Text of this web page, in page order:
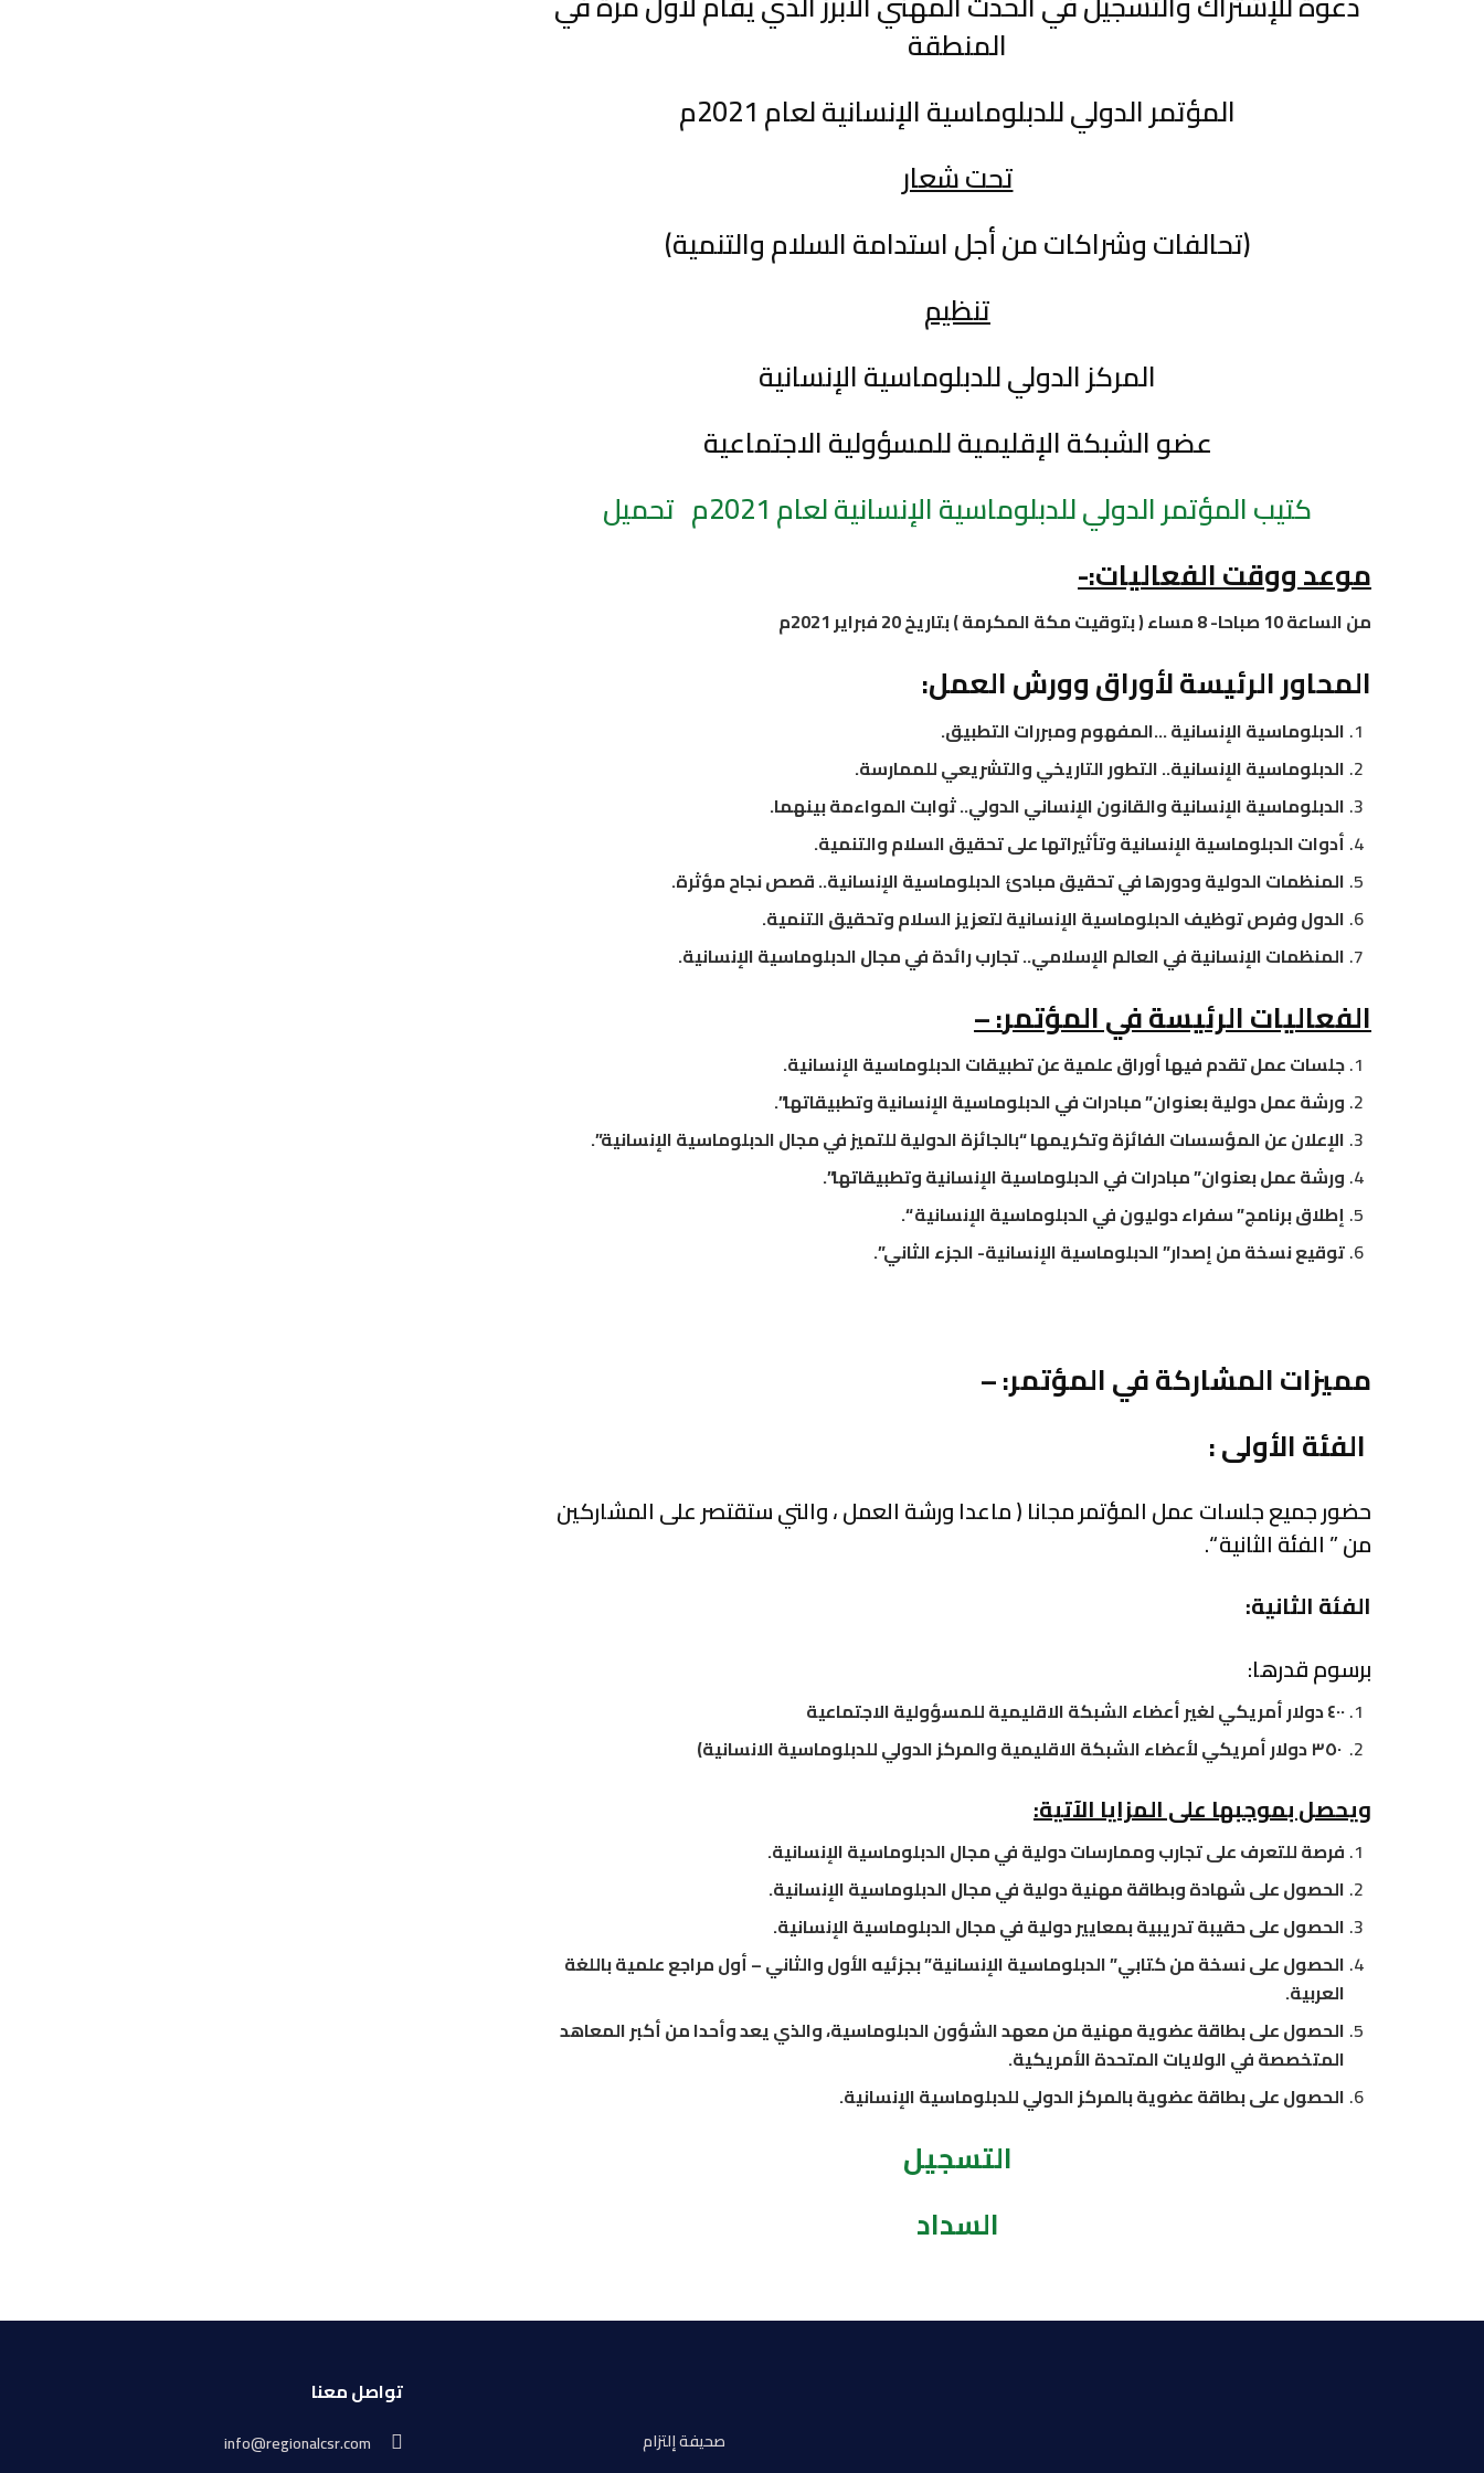
المنطقة
المؤتمر الدولي للدبلوماسية الإنسانية لعام 2021م
تحت شعار
(تحالفات وشراكات من أجل استدامة السلام والتنمية)
تنظيم
المركز الدولي للدبلوماسية الإنسانية
عضو الشبكة الإقليمية للمسؤولية الاجتماعية
كتيب المؤتمر الدولي للدبلوماسية الإنسانية لعام 2021م تحميل
موعد ووقت الفعاليات:-
من الساعة 10 صباحا- 8 مساء ( بتوقيت مكة المكرمة ) بتاريخ 20 فبراير 2021م
المحاور الرئيسة لأوراق وورش العمل:
الدبلوماسية الإنسانية …المفهوم ومبررات التطبيق.
الدبلوماسية الإنسانية.. التطور التاريخي والتشريعي للممارسة.
الدبلوماسية الإنسانية والقانون الإنساني الدولي.. ثوابت المواءمة بينهما.
أدوات الدبلوماسية الإنسانية وتأثيراتها على تحقيق السلام والتنمية.
المنظمات الدولية ودورها في تحقيق مبادئ الدبلوماسية الإنسانية.. قصص نجاح مؤثرة.
الدول وفرص توظيف الدبلوماسية الإنسانية لتعزيز السلام وتحقيق التنمية.
المنظمات الإنسانية في العالم الإسلامي.. تجارب رائدة في مجال الدبلوماسية الإنسانية.
الفعاليات الرئيسة في المؤتمر:
–
جلسات عمل تقدم فيها أوراق علمية عن تطبيقات الدبلوماسية الإنسانية.
ورشة عمل دولية بعنوان” مبادرات في الدبلوماسية الإنسانية وتطبيقاتها”.
الإعلان عن المؤسسات الفائزة وتكريمها “بالجائزة الدولية للتميز في مجال الدبلوماسية الإنسانية”.
ورشة عمل بعنوان” مبادرات في الدبلوماسية الإنسانية وتطبيقاتها”.
إطلاق برنامج” سفراء دوليون في الدبلوماسية الإنسانية “.
توقيع نسخة من إصدار” الدبلوماسية الإنسانية- الجزء الثاني”.
مميزات المشاركة في المؤتمر: –
الفئة الأولى :
حضور جميع جلسات عمل المؤتمر مجانا ( ماعدا ورشة العمل ، والتي ستقتصر على المشاركين
من ” الفئة الثانية “.
الفئة الثانية:
برسوم قدرها:
٤٠٠ دولار أمريكي لغير أعضاء الشبكة الاقليمية للمسؤولية الاجتماعية
ويحصل بموجبها على المزايا الآتية:
فرصة للتعرف على تجارب وممارسات دولية في مجال الدبلوماسية الإنسانية.
الحصول على شهادة وبطاقة مهنية دولية في مجال الدبلوماسية الإنسانية.
الحصول على حقيبة تدريبية بمعايير دولية في مجال الدبلوماسية الإنسانية.
الحصول على نسخة من كتابي” الدبلوماسية الإنسانية” بجزئيه الأول والثاني – أول مراجع علمية باللغة
العربية.
الحصول على بطاقة عضوية مهنية من معهد الشؤون الدبلوماسية، والذي يعد وأحدا من أكبر المعاهد
المتخصصة في الولايات المتحدة الأمريكية.
الحصول على بطاقة عضوية بالمركز الدولي للدبلوماسية الإنسانية.
التسجيل
السداد
صحيفة إلتزام
تواصل معنا